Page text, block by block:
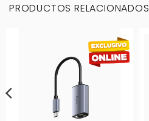
PRODUCTOS RELACIONADOS